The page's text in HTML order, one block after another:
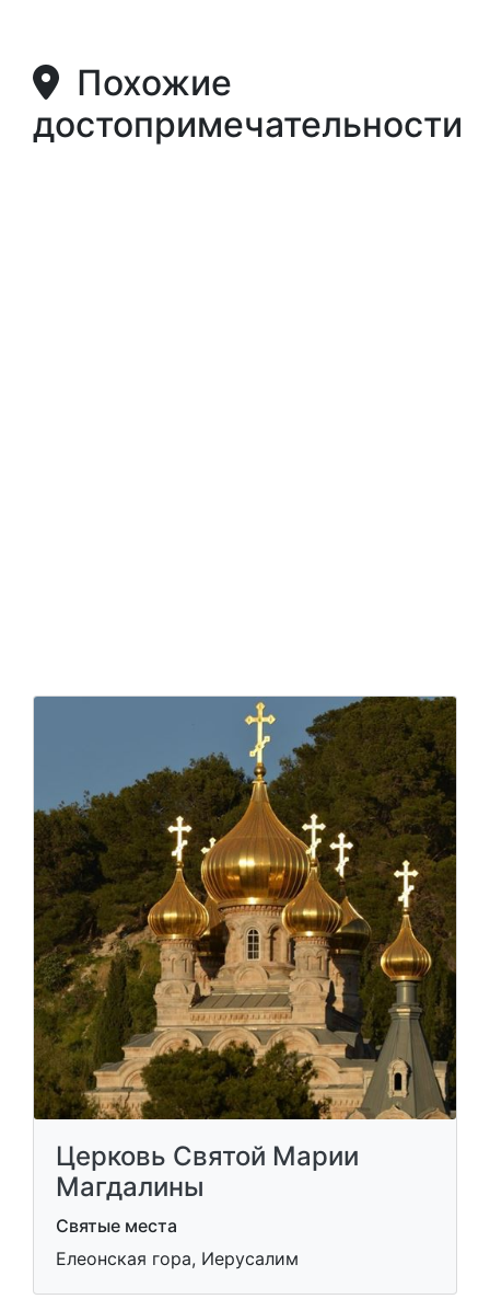
Похожие
достопримечательности
Церковь Святой Марии
Магдалины
Святые места
Елеонская гора, Иерусалим